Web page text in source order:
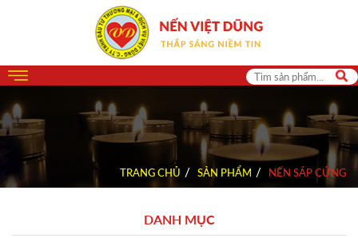
TRANG CHỦ SẢN PHẨM NẾN SÁP CỨNG
DANH MỤC